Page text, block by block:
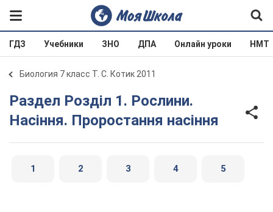
ГДЗ Учебники ЗНО ДПА Онлайн уроки НМТ
Биология 7 класс Т. С. Котик 2011
Раздел Розділ 1. Рослини.
Насіння. Проростання насіння
1 2 3 4 5